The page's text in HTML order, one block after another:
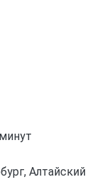
Алтайский